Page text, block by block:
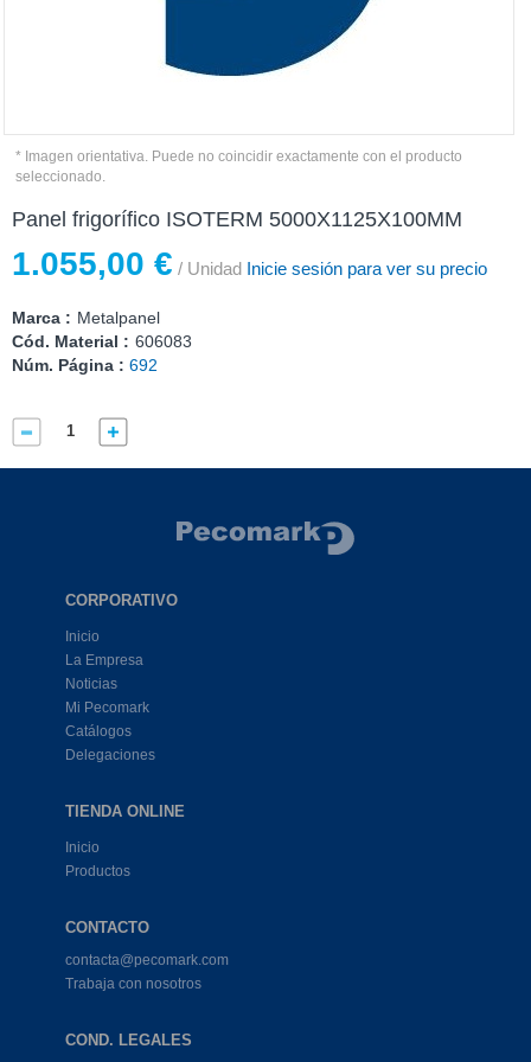
* Imagen orientativa. Puede no coincidir exactamente con el producto
seleccionado.
Panel frigorífico ISOTERM 5000X1125X100MM
1.055,00 € / Unidad Inicie sesión para ver su precio
Marca : Metalpanel
Cód. Material : 606083
Núm. Página : 692
CORPORATIVO
Inicio
La Empresa
Noticias
Mi Pecomark
Catálogos
Delegaciones
TIENDA ONLINE
Inicio
Productos
CONTACTO
contacta@pecomark.com
Trabaja con nosotros
COND. LEGALES